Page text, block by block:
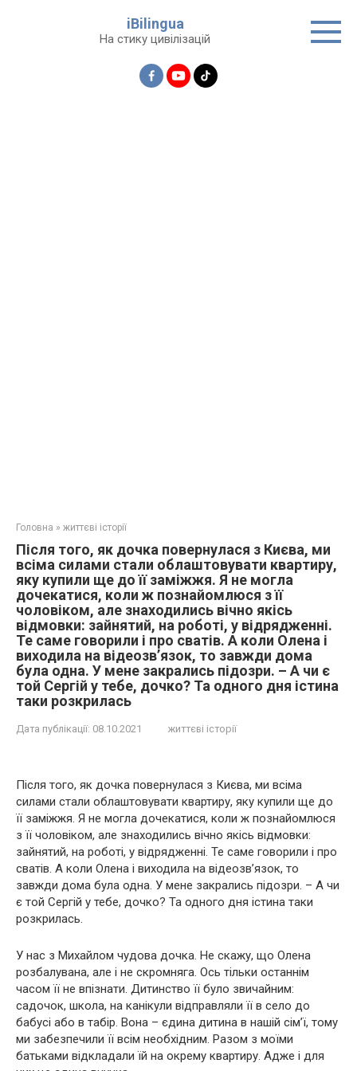
iBilingua
На стику цивілізацій
Головна » життєві історії
Після того, як дочка повернулася з Києва, ми
всіма силами стали облаштовувати квартиру,
яку купили ще до її заміжжя. Я не могла
дочекатися, коли ж познайомлюся з її
чоловіком, але знаходились вічно якісь
відмовки: зайнятий, на роботі, у відрядженні.
Те саме говорили і про сватів. А коли Олена і
виходила на відеозв’язок, то завжди дома
була одна. У мене закрались підозри. – А чи є
той Сергій у тебе, дочко? Та одного дня істина
таки розкрилась
Дата публікації: 08.10.2021 життєві історії
Після того, як дочка повернулася з Києва, ми всіма
силами стали облаштовувати квартиру, яку купили ще до
її заміжжя. Я не могла дочекатися, коли ж познайомлюся
з її чоловіком, але знаходились вічно якісь відмовки:
зайнятий, на роботі, у відрядженні. Те саме говорили і про
сватів. А коли Олена і виходила на відеозв’язок, то
завжди дома була одна. У мене закрались підозри. – А чи
є той Сергій у тебе, дочко? Та одного дня істина таки
розкрилась.
У нас з Михайлом чудова дочка. Не скажу, що Олена
розбалувана, але і не скромняга. Ось тільки останнім
часом її не впізнати. Дитинство її було звичайним:
садочок, школа, на канікули відправляли її в село до
бабусі або в табір. Вона – єдина дитина в нашій сім’ї, тому
ми забезпечили її всім необхідним. Разом з моїми
батьками відкладали їй на окрему квартиру. Адже і для